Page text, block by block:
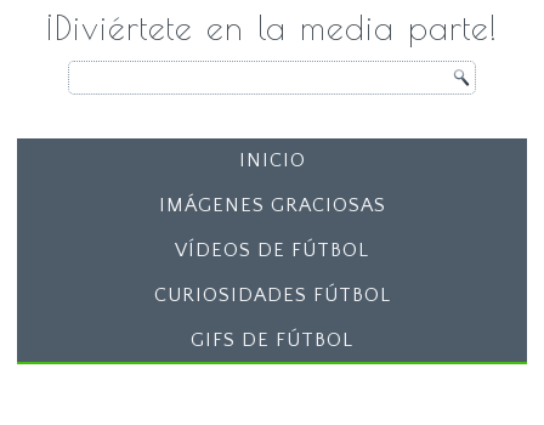
¡Diviértete en la media parte!
INICIO
IMÁGENES GRACIOSAS
VÍDEOS DE FÚTBOL
CURIOSIDADES FÚTBOL
GIFS DE FÚTBOL